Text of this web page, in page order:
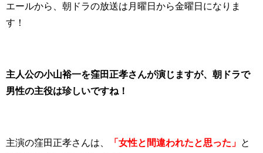
エールから、朝ドラの放送は月曜日から金曜日になりま
す！
主人公の小山裕一を窪田正孝さんが演じますが、朝ドラで
男性の主役は珍しいですね！
主演の窪田正孝さんは、 「女性と間違われたと思った」
と